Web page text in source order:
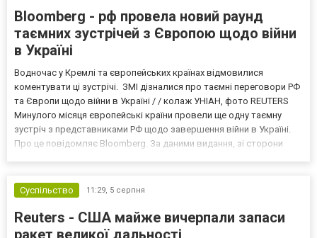
Bloomberg - рф провела новий раунд
таємних зустрічей з Європою щодо війни
в Україні
Водночас у Кремлі та європейських країнах відмовилися
коментувати ці зустрічі. ЗМІ дізналися про таємні переговори РФ
та Європи щодо війни в Україні / / колаж УНІАН, фото REUTERS
Минулого місяця європейські країни провели ще одну таємну
зустріч з представниками РФ щодо завершення війни в Україні.
Про це повідомляє Bloomberg. За даними видання, зі сторони
Суспільство
11:29, 5 серпня
Reuters - США майже вичерпали запаси
ракет великої дальності